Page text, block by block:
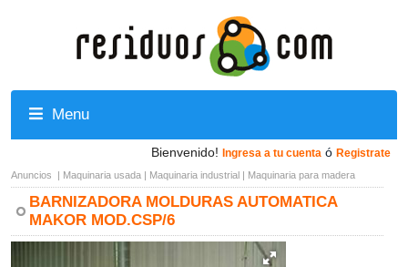
Menu
Bienvenido! Ingresa a tu cuenta ó Registrate
Anuncios | Maquinaria usada | Maquinaria industrial | Maquinaria para madera
BARNIZADORA MOLDURAS AUTOMATICA
MAKOR MOD.CSP/6